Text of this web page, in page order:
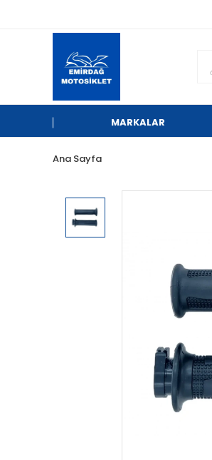
MARKALAR
Ana Sayfa